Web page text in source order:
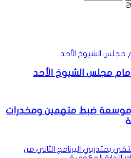
مجلس الشيوخ الأحد
موسعة ضبط متهمين ومخدرات